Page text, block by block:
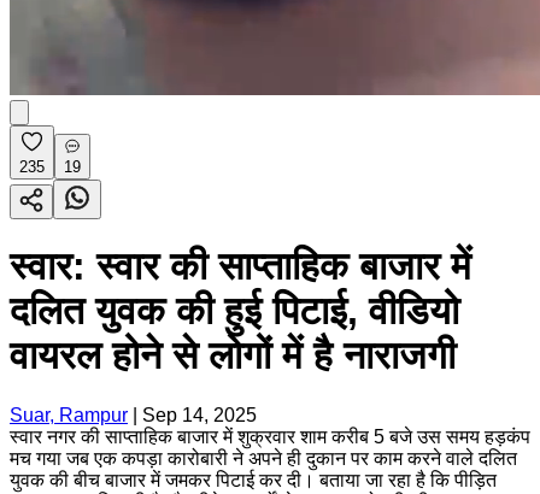
235 19
स्वार: स्वार की साप्ताहिक बाजार में
दलित युवक की हुई पिटाई, वीडियो
वायरल होने से लोगों में है नाराजगी
Suar, Rampur
Sep 14, 2025
स्वार नगर की साप्ताहिक बाजार में शुक्रवार शाम करीब 5 बजे उस समय हड़कंप
मच गया जब एक कपड़ा कारोबारी ने अपने ही दुकान पर काम करने वाले दलित
युवक की बीच बाजार में जमकर पिटाई कर दी। बताया जा रहा है कि पीड़ित